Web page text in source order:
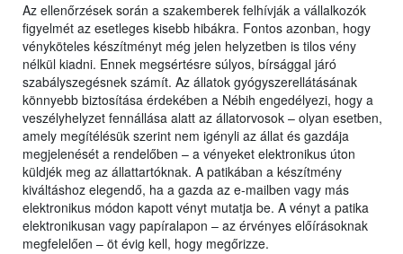
Az ellenőrzések során a szakemberek felhívják a vállalkozók
figyelmét az esetleges kisebb hibákra. Fontos azonban, hogy
vényköteles készítményt még jelen helyzetben is tilos vény
nélkül kiadni. Ennek megsértésre súlyos, bírsággal járó
szabályszegésnek számít. Az állatok gyógyszerellátásának
könnyebb biztosítása érdekében a Nébih engedélyezi, hogy a
veszélyhelyzet fennállása alatt az állatorvosok – olyan esetben,
amely megítélésük szerint nem igényli az állat és gazdája
megjelenését a rendelőben – a vényeket elektronikus úton
küldjék meg az állattartóknak. A patikában a készítmény
kiváltáshoz elegendő, ha a gazda az e-mailben vagy más
elektronikus módon kapott vényt mutatja be. A vényt a patika
elektronikusan vagy papíralapon – az érvényes előírásoknak
megfelelően – öt évig kell, hogy megőrizze.